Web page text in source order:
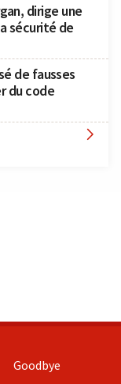
dirige une
sécurité de
de fausses
du code

Goodbye